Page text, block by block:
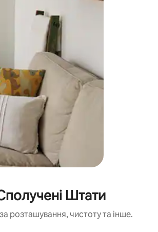
Штати
розташування, чистоту та інше.